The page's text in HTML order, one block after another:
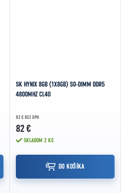
SK HYNIX 8GB (1X8GB) SO-DIMM DDR5
4800MHZ CL40
82 € BEZ DPH
82 €
SKLADOM 2 KS
DO KOŠÍKA